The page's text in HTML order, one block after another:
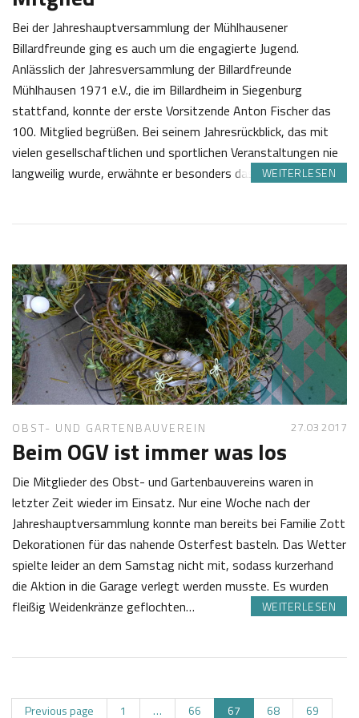
Bei der Jahreshauptversammlung der Mühlhausener
Billardfreunde ging es auch um die engagierte Jugend.
Anlässlich der Jahresversammlung der Billardfreunde
Mühlhausen 1971 e.V., die im Billardheim in Siegenburg
stattfand, konnte der erste Vorsitzende Anton Fischer das
100. Mitglied begrüßen. Bei seinem Jahresrückblick, das mit
vielen gesellschaftlichen und sportlichen Veranstaltungen nie
langweilig wurde, erwähnte er besonders das Starkbierfest,…
WEITERLESEN
9
0
4
2
0
1
7
o
e
f
K
a
s
t
l
OBST- UND GARTENBAUVEREIN 27.03 2017
Beim OGV ist immer was los
Die Mitglieder des Obst- und Gartenbauvereins waren in
letzter Zeit wieder im Einsatz. Nur eine Woche nach der
Jahreshauptversammlung konnte man bereits bei Familie Zott
Dekorationen für das nahende Osterfest basteln. Das Wetter
spielte leider an dem Samstag nicht mit, sodass kurzerhand
die Aktion in die Garage verlegt werden musste. Es wurden
fleißig Weidenkränze geflochten…
WEITERLESEN
7
0
a
i
Previous page
P1 …
P
66
P
67
P
68
P
69